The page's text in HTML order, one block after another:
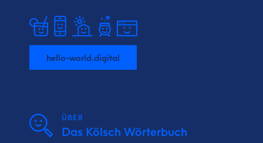
hello-world.digital
ÜBER
Das Kölsch Wörterbuch